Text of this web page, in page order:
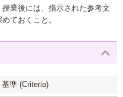
業後には、指示された参考文
ておくこと。
基準 (Criteria)